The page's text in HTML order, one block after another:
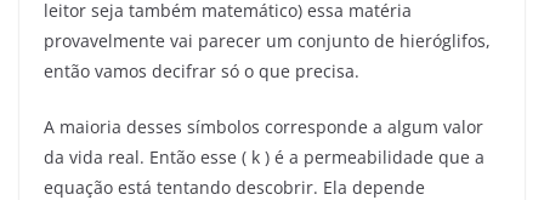
leitor seja também matemático) essa matéria
provavelmente vai parecer um conjunto de hieróglifos,
então vamos decifrar só o que precisa.
A maioria desses símbolos corresponde a algum valor
da vida real. Então esse ( k ) é a permeabilidade que a
equação está tentando descobrir. Ela depende